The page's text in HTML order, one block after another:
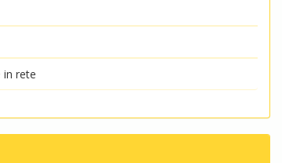
in rete